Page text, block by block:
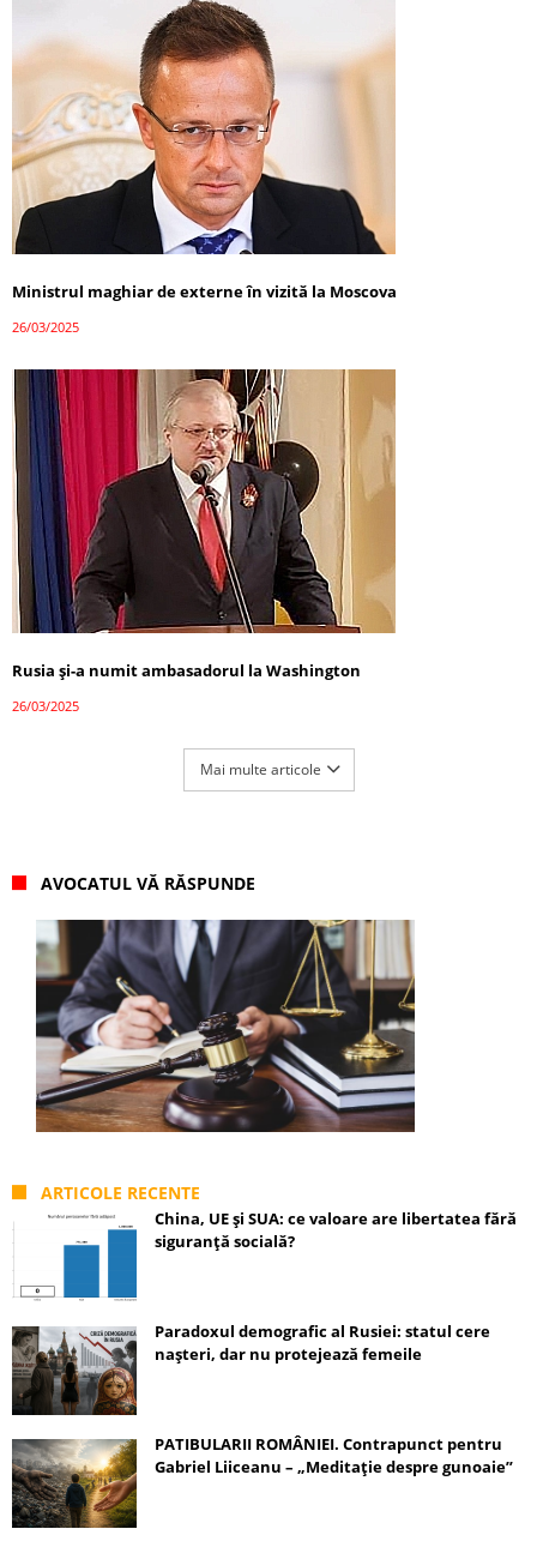
Ministrul maghiar de externe în vizită la Moscova
26/03/2025
Rusia și-a numit ambasadorul la Washington
26/03/2025
Mai multe articole
AVOCATUL VĂ RĂSPUNDE
ARTICOLE RECENTE
China, UE și SUA: ce valoare are libertatea fără
siguranță socială?
Paradoxul demografic al Rusiei: statul cere
nașteri, dar nu protejează femeile
PATIBULARII ROMÂNIEI. Contrapunct pentru
Gabriel Liiceanu – „Meditație despre gunoaie”